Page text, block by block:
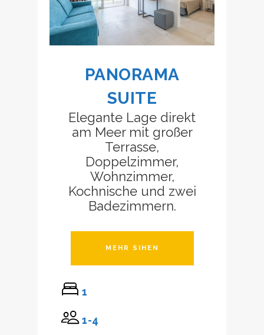
PANORAMA
SUITE
Elegante Lage direkt
am Meer mit großer
Terrasse,
Doppelzimmer,
Wohnzimmer,
Kochnische und zwei
Badezimmern.
MEHR SIHEN
1
1-4